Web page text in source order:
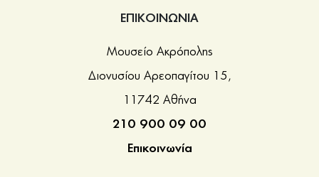
ΕΠΙΚΟΙΝΩΝΙΑ
Μουσείο Ακρόπολης
Διονυσίου Αρεοπαγίτου 15,
11742 Αθήνα
210 900 09 00
Επικοινωνία